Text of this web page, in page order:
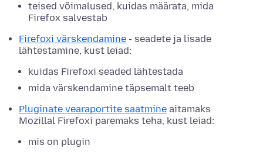
teised võimalused, kuidas määrata, mida
Firefox salvestab
Firefoxi värskendamine - seadete ja lisade
lähtestamine, kust leiad:
kuidas Firefoxi seaded lähtestada
mida värskendamine täpsemalt teeb
Pluginate vearaportite saatmine aitamaks
Mozillal Firefoxi paremaks teha, kust leiad:
mis on plugin